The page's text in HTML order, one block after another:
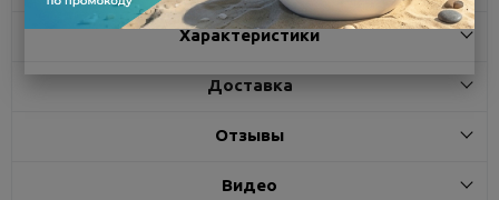
Характеристики
Доставка
Отзывы
Видео